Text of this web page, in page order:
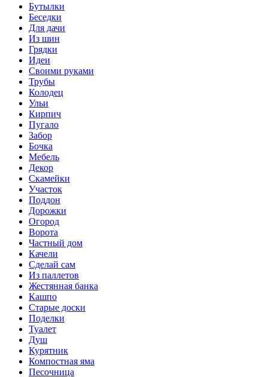
Бутылки
Беседки
Для дачи
Из шин
Грядки
Идеи
Своими руками
Трубы
Колодец
Ульи
Кирпич
Пугало
Забор
Бочка
Мебель
Декор
Скамейки
Участок
Поддон
Дорожки
Огород
Ворота
Частный дом
Качели
Сделай сам
Из паллетов
Жестянная банка
Кашпо
Старые доски
Поделки
Туалет
Душ
Курятник
Компостная яма
Песочница